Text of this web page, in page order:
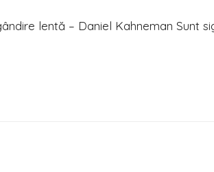
mai
lentă – Daniel Kahneman